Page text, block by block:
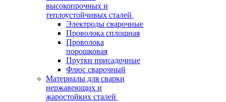
высокопрочных и
теплоустойчивых сталей
Электроды сварочные
Проволока сплошная
Проволока
порошковая
Прутки присадочные
Флюс сварочный
Материалы для сварки
нержавеющих и
жаростойких сталей